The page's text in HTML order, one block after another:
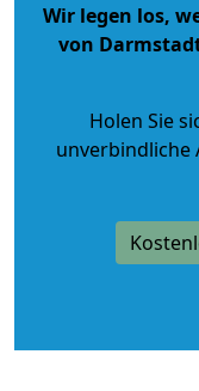
Wir legen los,
von
Holen Sie
unverbindliche